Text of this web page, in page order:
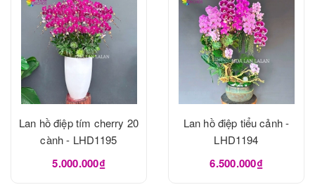
Lan hồ điệp tím cherry 20
cành - LHD1195
5.000.000₫
Lan hồ điệp tiểu cảnh -
LHD1194
6.500.000₫